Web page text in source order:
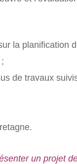
la planification
de travaux
un projet